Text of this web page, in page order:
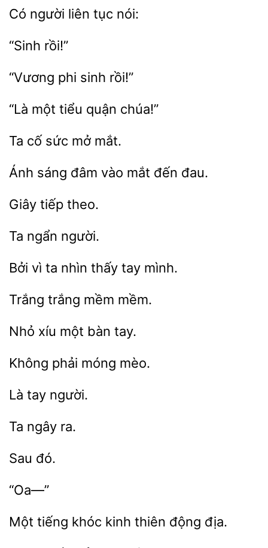
tục nói:
rồi!”
“Là tiểu
cố mắt.
Ánh sáng đâm vào
vì ta thấy tay
trắng
Nhỏ tay.
phải
“Oa—”
Một khóc thiên động